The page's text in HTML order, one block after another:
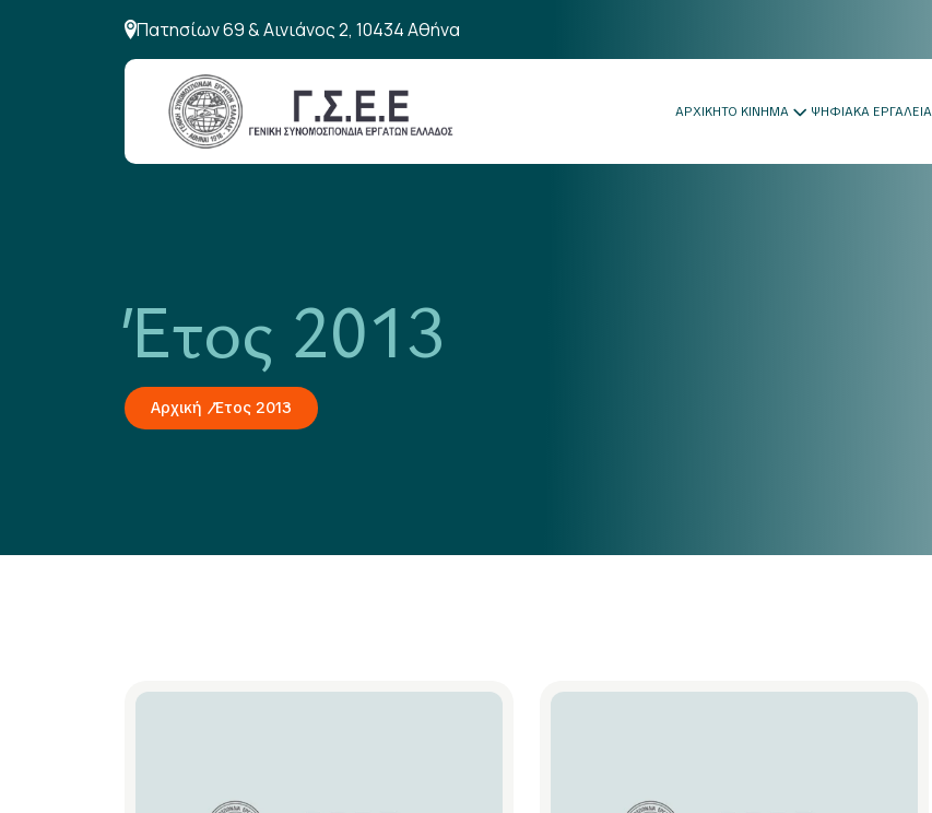
Πατησίων 69 & Αινιάνος 2, 10434 Αθήνα
ΑΡΧΙΚΗΤΟ ΚΙΝΗΜΑ ΨΗΦΙΑΚΑ ΕΡΓΑΛΕΙΑ
Έτος 2013
Αρχική Έτος 2013